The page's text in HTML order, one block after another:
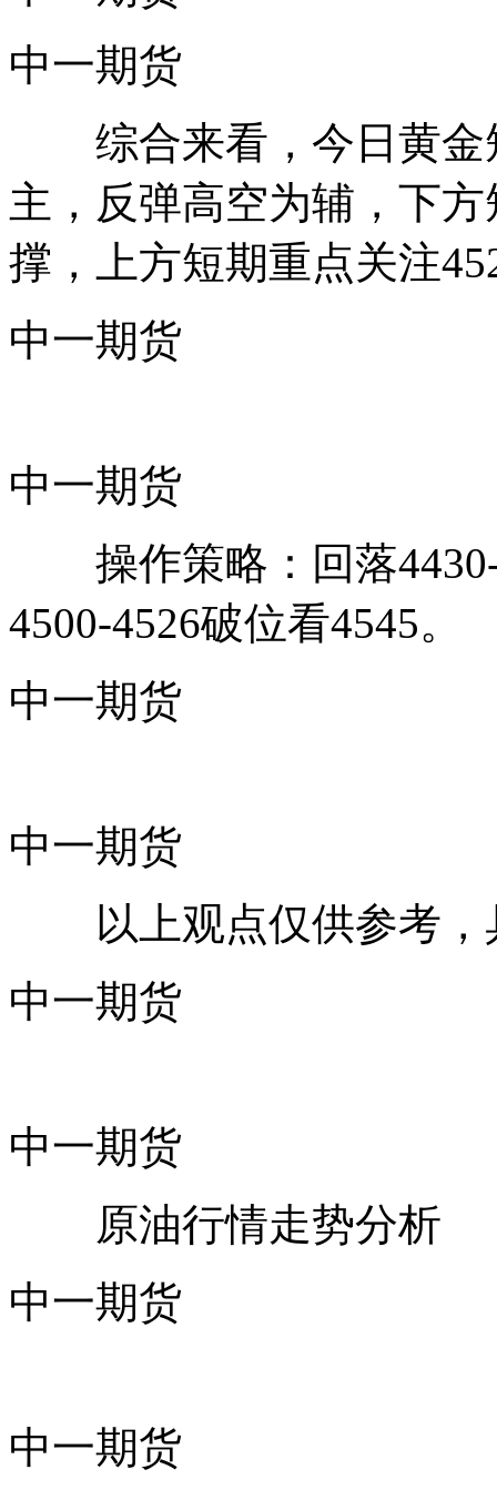
中一期货
综合来看，今日黄金
主，反弹高空为辅，下
撑，上方短期重点关注
中一期货
中一期货
操作策略：回落4430-
4500-4526破位看4545。
中一期货
中一期货
以上观点仅供参考，
中一期货
中一期货
原油行情走势分析
中一期货
中一期货